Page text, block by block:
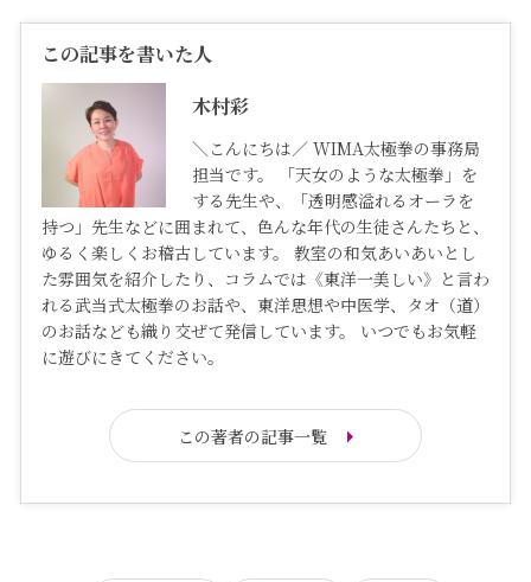
この記事を書いた人
木村彩
＼こんにちは／ WIMA太極拳の事務局
担当です。 「天女のような太極拳」を
する先生や、「透明感溢れるオーラを
持つ」先生などに囲まれて、色んな年代の生徒さんたちと、
ゆるく楽しくお稽古しています。 教室の和気あいあいとし
た雰囲気を紹介したり、コラムでは《東洋一美しい》と言わ
れる武当式太極拳のお話や、東洋思想や中医学、タオ（道）
のお話なども織り交ぜて発信しています。 いつでもお気軽
に遊びにきてください。
この著者の記事一覧